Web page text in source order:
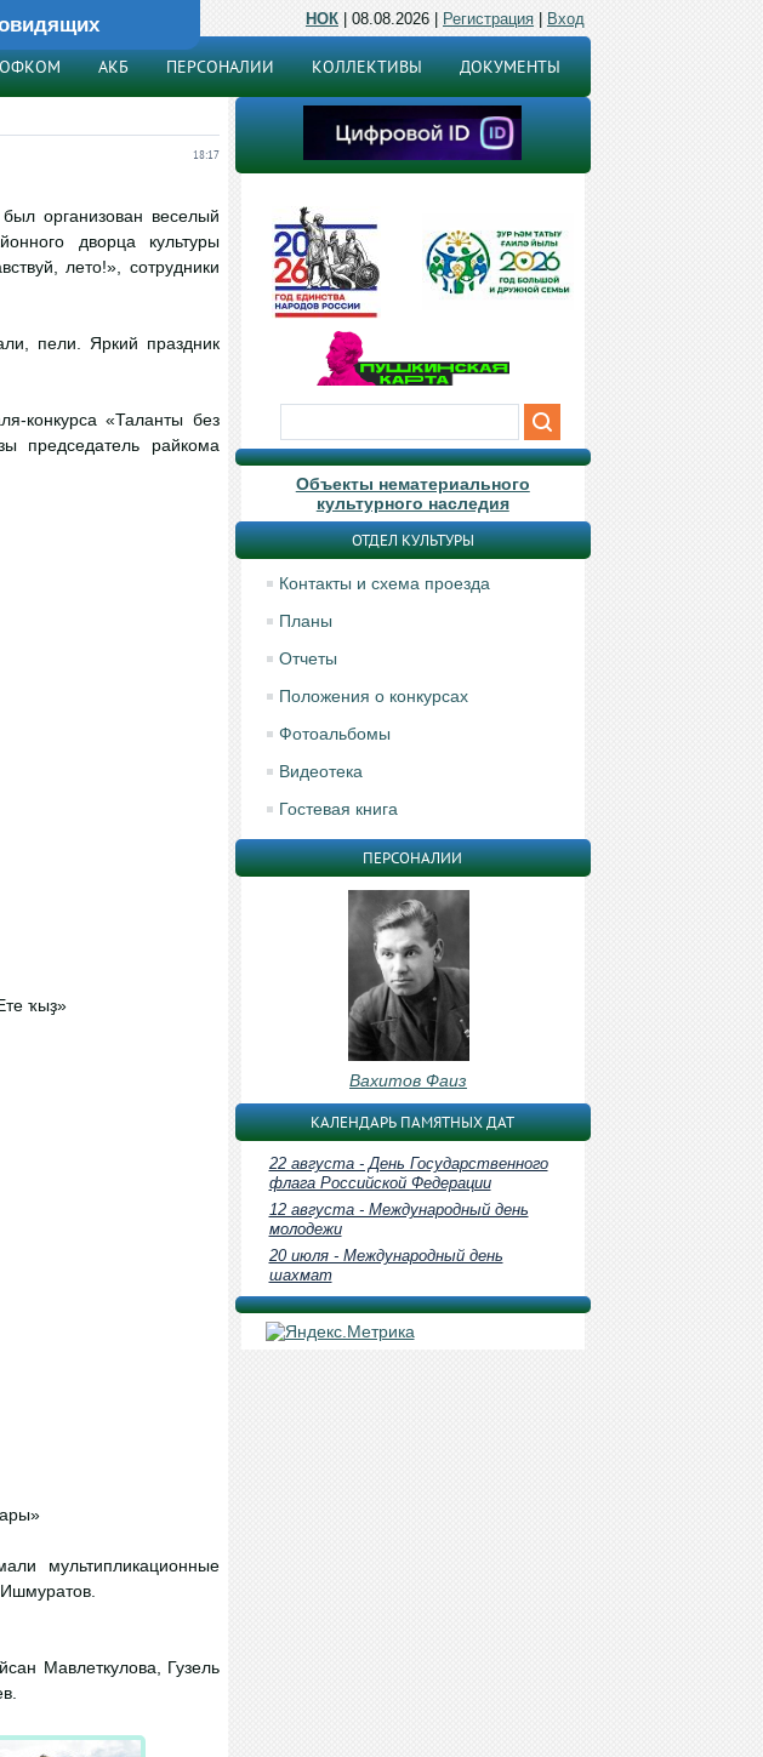
НОК | 08.08.2026 | Регистрация Вход
АКБ ПЕРСОНАЛИИ КОЛЛЕКТИВЫ ДОКУМЕНТЫ
18:17
организован веселый
дворца культуры
лето!», сотрудники
пели. Яркий праздник
конкурса «Таланты без
председатель райкома
ҡыҙ»
мультипликационные
Мавлеткулова, Гузель
Объекты нематериального
культурного наследия
ОТДЕЛ КУЛЬТУРЫ
Контакты и схема проезда
Планы
Отчеты
Положения о конкурсах
Фотоальбомы
Видеотека
Гостевая книга
ПЕРСОНАЛИИ
Вахитов Фаиз
КАЛЕНДАРЬ ПАМЯТНЫХ ДАТ
22 августа - День Государственного
флага Российской Федерации
12 августа - Международный день
молодежи
20 июля - Международный день
шахмат